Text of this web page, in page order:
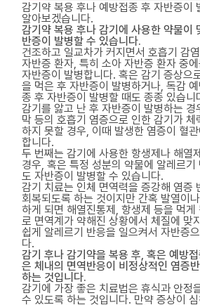
감기약 복용 후나 예방접종 후 자반증이
알아보겠습니다.
감기약 복용 후나 감기에 사용한 약물이
반증이 발병할 수 있습니다.
건조하고 일교차가 커지면서 호흡기 감
자반증 환자, 특히 소아 자반증 환자 중
자반증이 발병합니다. 혹은 감기 증상으
을 먹은 후 자반증이 발병하거나, 독감
종 후 자반증이 발병할 때도 종종 있습니
감기를 앓고 난 후 자반증이 발병하는 경
막 등의 호흡기 염증으로 인한 감기가 체
하지 못할 경우, 이때 발생한 염증이 혈
합니다.
두 번째는 감기에 사용한 항생제나 해열
경우, 혹은 특정 성분의 약물에 알레르기
도 자반증이 발병할 수 있습니다.
감기 치료는 인체 면역력을 증강해 염증
회복되도록 하는 것이지만 간혹 발열이
하게 되면 해열진통제, 항생제 등을 먹게
로 면역계가 약해진 상황에서 체질에 맞
쉽게 알레르기 반응을 일으켜서 자반증
다.
감기 후나 감기약을 복용 후, 혹은 예방
은 체내의 면역반응이 비정상적인 염증
하는 것입니다.
감기에 가장 좋은 치료법은 휴식과 안정
수 있도록 하는 것입니다. 만약 증상이